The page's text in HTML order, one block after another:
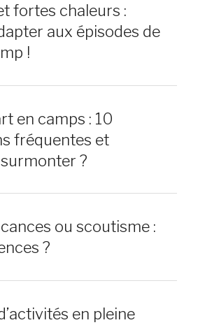
fortes chaleurs :
aux épisodes de
!
en camps : 10
fréquentes et
?
ou scoutisme :
?
en pleine